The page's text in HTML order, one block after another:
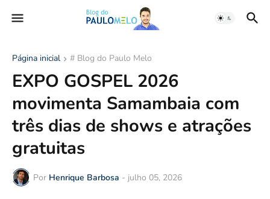
Página inicial # Blog do Paulo Melo
EXPO GOSPEL 2026
movimenta Samambaia com
três dias de shows e atrações
gratuitas
Por Henrique Barbosa - julho 05, 2026